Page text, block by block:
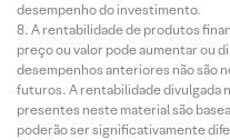
desempenho do investimento.
A rentabilidade de produtos
preço ou valor pode aumentar ou
desempenhos anteriores não são
futuros. A rentabilidade divulgada
presentes neste material são
poderão ser significativamente